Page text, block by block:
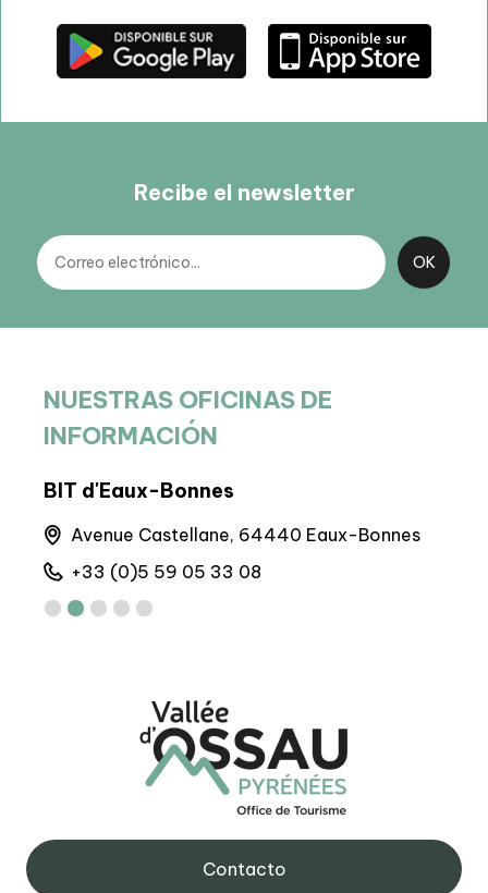
Recibe el newsletter
NUESTRAS OFICINAS DE
INFORMACIÓN
BIT d'Eaux-Bonnes
Avenue Castellane, 64440 Eaux-Bonnes
+33 (0)5 59 05 33 08
Contacto